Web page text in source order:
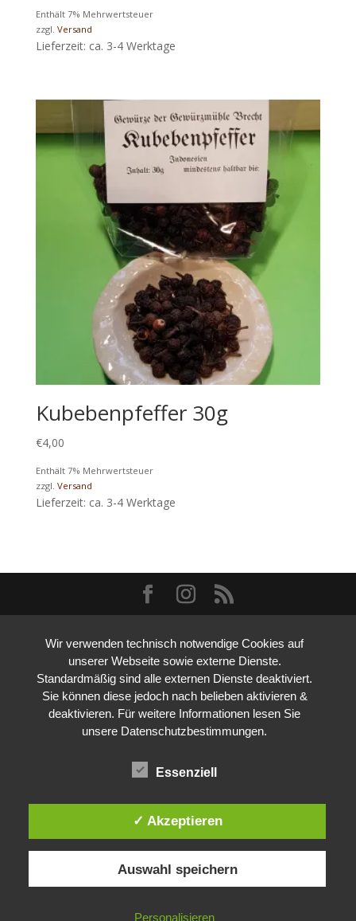
Enthält 7% Mehrwertsteuer
zzgl. Versand
Lieferzeit: ca. 3-4 Werktage
Kubebenpfeffer 30g
€4,00
Enthält 7% Mehrwertsteuer
zzgl. Versand
Lieferzeit: ca. 3-4 Werktage
Wir verwenden technisch notwendige Cookies auf
unserer Webseite sowie externe Dienste.
Standardmäßig sind alle externen Dienste deaktiviert.
Sie können diese jedoch nach belieben aktivieren &
deaktivieren. Für weitere Informationen lesen Sie
unsere Datenschutzbestimmungen.
Essenziell
✓ Akzeptieren
Auswahl speichern
Personalisieren